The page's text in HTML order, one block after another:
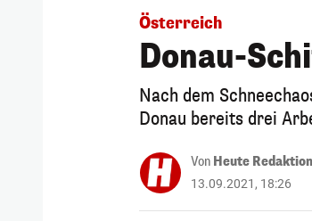
Österreich
Donau-
Nach dem
Donau bereits drei
Von Heute Redaktion
13.09.2021, 18:26